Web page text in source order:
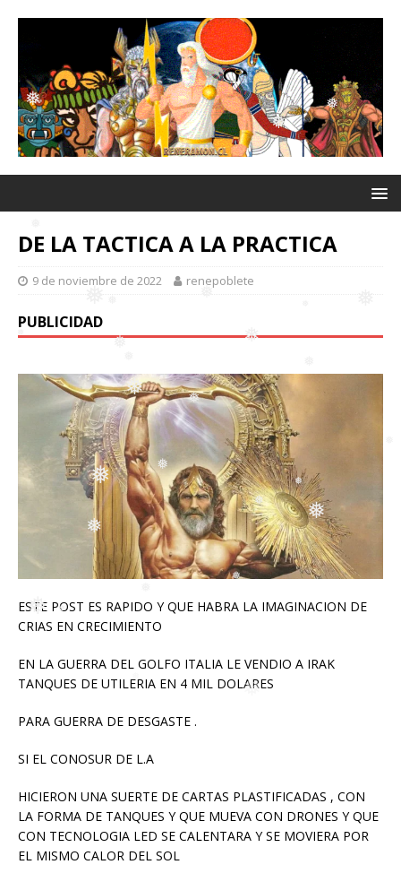
❅
❅
❅
❅
❅
❅
❅
❅
❅ ❅
❅
❅
❅
❅
❅
❅
❅
❅
❅
DE LA TACTICA A LA PRACTICA
9 de noviembre de 2022 renepoblete
PUBLICIDAD
ESTE POST ES RAPIDO Y QUE HABRA LA IMAGINACION DE
CRIAS EN CRECIMIENTO
EN LA GUERRA DEL GOLFO ITALIA LE VENDIO A IRAK
TANQUES DE UTILERIA EN 4 MIL DOLARES
PARA GUERRA DE DESGASTE .
SI EL CONOSUR DE L.A
HICIERON UNA SUERTE DE CARTAS PLASTIFICADAS , CON
LA FORMA DE TANQUES Y QUE MUEVA CON DRONES Y QUE
CON TECNOLOGIA LED SE CALENTARA Y SE MOVIERA POR
EL MISMO CALOR DEL SOL